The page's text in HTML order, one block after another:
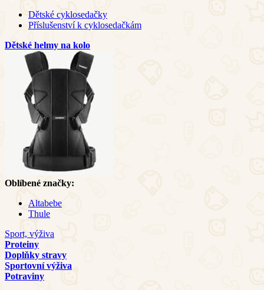
Dětské cyklosedačky
Příslušenství k cyklosedačkám
Dětské helmy na kolo
Oblíbené značky:
Altabebe
Thule
Sport, výživa
Proteiny
Doplňky stravy
Sportovní výživa
Potraviny